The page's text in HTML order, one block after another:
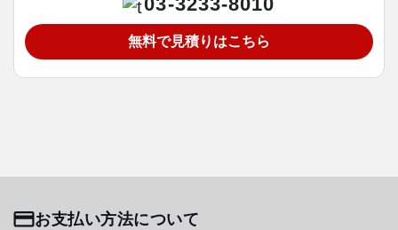
無料で見積りはこちら
お支払い方法について